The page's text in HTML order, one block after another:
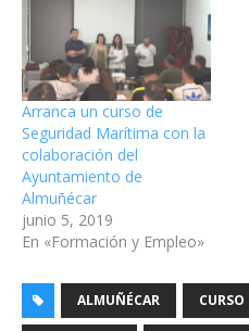
Arranca un curso de
Seguridad Marítima con la
colaboración del
Ayuntamiento de
Almuñécar
junio 5, 2019
En «Formación y Empleo»
ALMUÑÉCAR CURSO